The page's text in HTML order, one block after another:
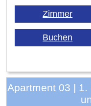
Apartment 03 |